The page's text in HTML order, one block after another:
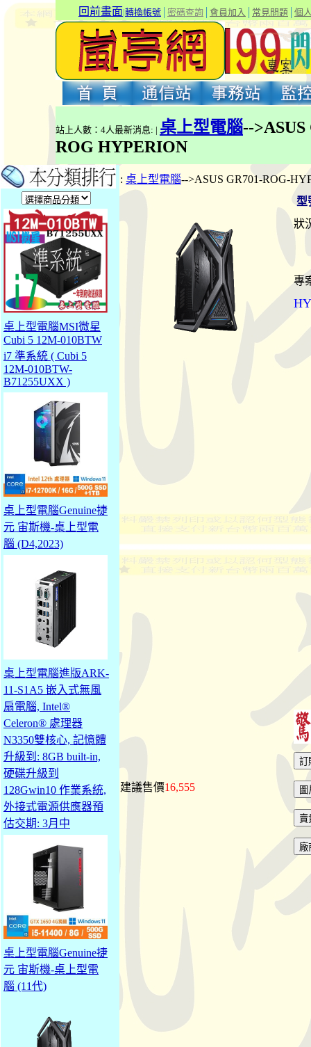
回前畫面|轉換帳號 密碼查詢 會員加入 常見問題 個
站上人數：4人最新消息: | 桌上型電腦--
ROG HYPERION
桌上型電腦MSI微星
Cubi 5 12M-010BTW
i7 準系統 ( Cubi 5
12M-010BTW-
B71255UXX )
桌上型電腦Genuine捷
元 宙斯機-桌上型電
腦 (D4,2023)
桌上型電腦進版ARK-
11-S1A5 嵌入式無風
扇電腦, Intel®
Celeron® 處理器
N3350雙核心, 記憶體
升級到: 8GB built-in,
硬碟升級到
128Gwin10 作業系統,
外接式電源供應器預
估交期: 3月中
桌上型電腦Genuine捷
元 宙斯機-桌上型電
腦 (11代)
: 桌上型電腦-->ASUS GR701-ROG-
型
狀
專
建議售價16,555